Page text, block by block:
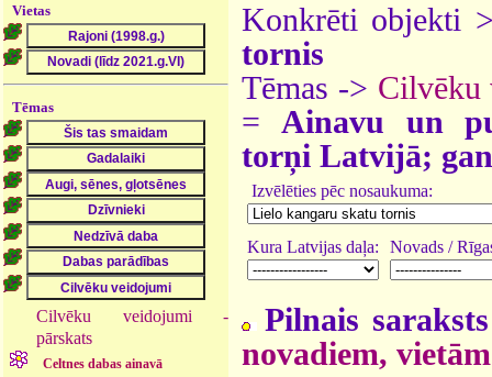
Vietas
Tēmas
Cilvēku veidojumi -
pārskats
Celtnes dabas ainavā
Konkrēti objekti
tornis
Tēmas -> Cilvēku
=Ainavu un
torņi Latvijā; gan
Izvēlēties pēc nosaukuma:
Kura Latvijas daļa: Novads /
Pilnais
novadiem, vietām